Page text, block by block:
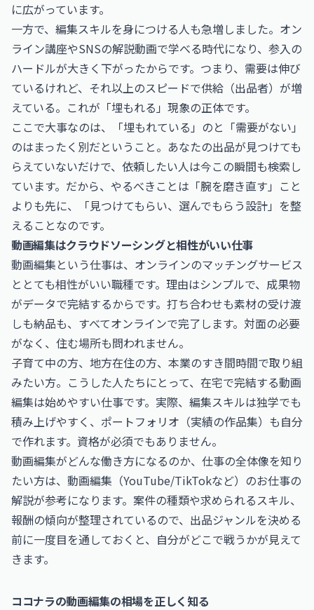
に広がっています。
一方で、編集スキルを身につける人も急増しました。オン
ライン講座やSNSの解説動画で学べる時代になり、参入の
ハードルが大きく下がったからです。つまり、需要は伸び
ているけれど、それ以上のスピードで供給（出品者）が増
えている。これが「埋もれる」現象の正体です。
ここで大事なのは、「埋もれている」のと「需要がない」
のはまったく別だということ。あなたの出品が見つけても
らえていないだけで、依頼したい人は今この瞬間も検索し
ています。だから、やるべきことは「腕を磨き直す」こと
よりも先に、「見つけてもらい、選んでもらう設計」を整
えることなのです。
動画編集はクラウドソーシングと相性がいい仕事
動画編集という仕事は、オンラインのマッチングサービス
ととても相性がいい職種です。理由はシンプルで、成果物
がデータで完結するからです。打ち合わせも素材の受け渡
しも納品も、すべてオンラインで完了します。対面の必要
がなく、住む場所も問われません。
子育て中の方、地方在住の方、本業のすき間時間で取り組
みたい方。こうした人たちにとって、在宅で完結する動画
編集は始めやすい仕事です。実際、編集スキルは独学でも
積み上げやすく、ポートフォリオ（実績の作品集）も自分
で作れます。資格が必須でもありません。
動画編集がどんな働き方になるのか、仕事の全体像を知り
たい方は、 動画編集（YouTube/TikTokなど）のお仕事の
解説が参考になります。案件の種類や求められるスキル、
報酬の傾向が整理されているので、出品ジャンルを決める
前に一度目を通しておくと、自分がどこで戦うかが見えて
きます。
ココナラの動画編集の相場を正しく知る